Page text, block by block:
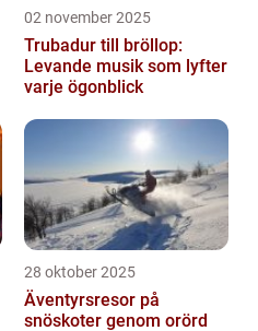
02 november 2025
Trubadur till bröllop:
Levande musik som lyfter
varje ögonblick
28 oktober 2025
Äventyrsresor på
snöskoter genom orörd